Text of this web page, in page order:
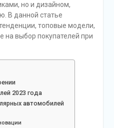
но и дизайном,
В данной статье
топовые модели,
выбор покупателей при
2023 года
автомобилей